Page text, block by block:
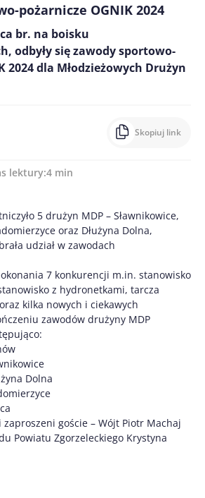
pożarnicze OGNIK 2024
br. na boisku
odbyły się zawody sportowo-
2024 dla Młodzieżowych Drużyn
Skopiuj link
lektury:4 min
5 drużyn MDP – Sławnikowice,
oraz Dłużyna Dolna,
udział w zawodach
7 konkurencji m.in. stanowisko
z hydronetkami, tarcza
kilka nowych i ciekawych
zawodów drużyny MDP
Dolna
goście – Wójt Piotr Machaj
Powiatu Zgorzeleckiego Krystyna